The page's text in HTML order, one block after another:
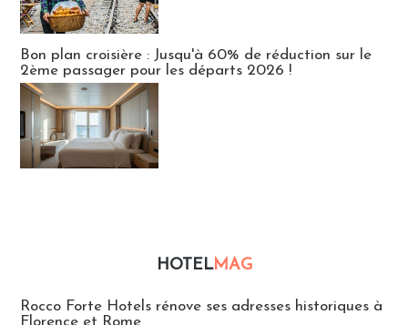
Bon plan croisière : Jusqu'à 60% de réduction sur le
2ème passager pour les départs 2026 !
HOTELMAG
Rocco Forte Hotels rénove ses adresses historiques à
Florence et Rome